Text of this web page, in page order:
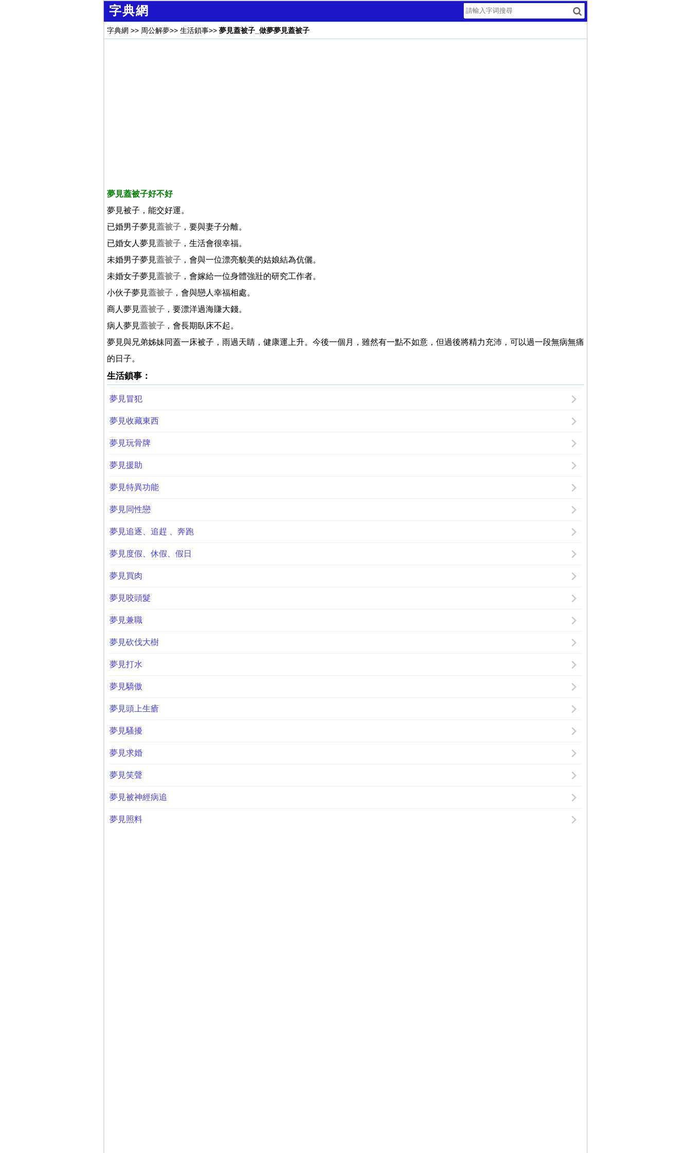
字典網
字典網 >> 周公解夢>> 生活鎖事>> 夢見蓋被子_做夢夢見蓋被子
夢見蓋被子好不好
夢見被子，能交好運。
已婚男子夢見蓋被子，要與妻子分離。
已婚女人夢見蓋被子，生活會很幸福。
未婚男子夢見蓋被子，會與一位漂亮貌美的姑娘結為伉儷。
未婚女子夢見蓋被子，會嫁給一位身體強壯的研究工作者。
小伙子夢見蓋被子，會與戀人幸福相處。
商人夢見蓋被子，要漂洋過海賺大錢。
病人夢見蓋被子，會長期臥床不起。
夢見與兄弟姊妹同蓋一床被子，雨過天睛，健康運上升。今後一個月，雖然有一點不如意，但過後將精力充沛，可以過一段無病無痛
的日子。
生活鎖事：
夢見冒犯
夢見收藏東西
夢見玩骨牌
夢見援助
夢見特異功能
夢見同性戀
夢見追逐、追趕 、奔跑
夢見度假、休假、假日
夢見買肉
夢見咬頭髮
夢見兼職
夢見砍伐大樹
夢見打水
夢見驕傲
夢見頭上生瘡
夢見騷擾
夢見求婚
夢見笑聲
夢見被神經病追
夢見照料